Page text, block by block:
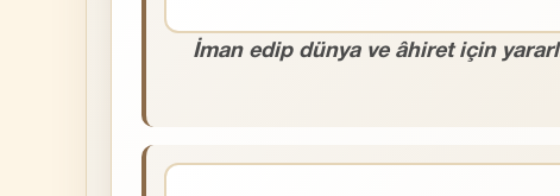
İman edip dünya ve âhiret için